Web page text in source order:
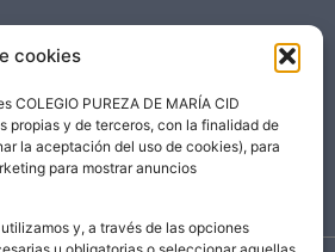
cookies
PUREZA DE MARÍA CID
propias y de terceros, con la finalidad de
la aceptación del uso de cookies), para
para mostrar anuncios
y, a través de las opciones